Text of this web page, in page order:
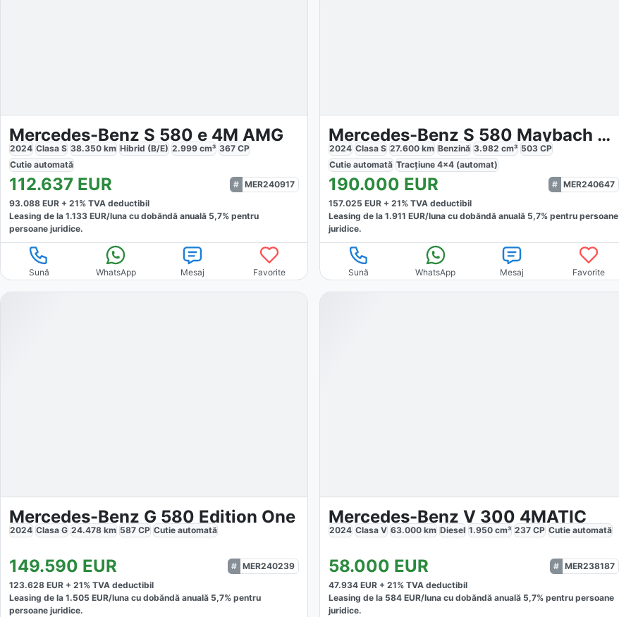
Mercedes-Benz S 580 e 4M AMG
2024 Clasa S 38.350 km Hibrid (B/E) 2.999 cm³ 367 CP
Cutie automată
112.637 EUR
MER240917
93.088 EUR + 21% TVA deductibil
Leasing de la 1.133 EUR/luna cu dobăndă anuală 5,7% pentru
persoane juridice.
Sună WhatsApp Mesaj Favorite
Mercedes-Benz S 580 Maybach 4Matic MHEV Long
2024 Clasa S 27.600 km Benzină 3.982 cm³ 503 CP
Cutieautomată Tracțiune4x4 (automat)
190.000 EUR
MER240647
157.025 EUR +21% TVA deductibil
Leasing de la1.911 EUR/luna cu dobăndă anuală 5,7% pentru persoane
juridice.
Sună WhatsApp Mesaj Favorite
Mercedes-Benz G 580 Edition One
2024 Clasa G 24.478 km 587 CP Cutie automată
149.590 EUR
MER240239
123.628 EUR + 21% TVA deductibil
Leasing de la 1.505 EUR/luna cu dobăndă anuală 5,7% pentru
persoane juridice.
Mercedes-Benz V 300 4MATIC
2024 Clasa V 63.000 km Diesel 1.950 cm³ 237 CP Cutieautomată
58.000 EUR
MER238187
47.934 EUR +21% TVA deductibil
Leasing de la 584 EUR/luna cu dobăndă anuală 5,7% pentru persoane
juridice.